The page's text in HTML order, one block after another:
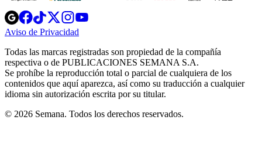
Opens
in
new
Opens
in
new
Opens
in
new
window
Opens
new
windowwindow
Aviso de Privacidad
new
window
Todas las marcas registradas son propiedad de la compañía
respectiva o de PUBLICACIONES SEMANA S.A.
Se prohíbe la reproducción total o parcial de cualquiera de los
contenidos que aquí aparezca, así como su traducción a cualquier
idioma sin autorización escrita por su titular.
© 2026 Semana. Todos los derechos reservados.